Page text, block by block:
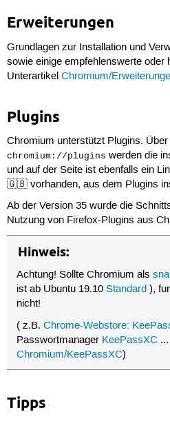
Erweiterungen
Grundlagen zur Installation und
sowie einige empfehlenswerte oder
Unterartikel Chromium/
Plugins
Chromium unterstützt Plugins.
chromium://plugins werden die
und auf der Seite ist ebenfalls ein
🇬🇧 vorhanden, aus dem Plugins
Ab der Version 35 wurde die
Nutzung von Firefox-Plugins aus
Hinweis:
Achtung! Sollte Chromium als
ist ab Ubuntu 19.10Standard ),
nicht!
( z.B.Chrome-Webstore:
Passwortmanager KeePassXC ...
Chromium/KeePassXC)
Tipps